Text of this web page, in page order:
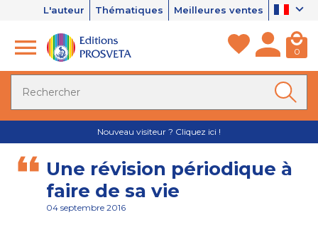
L'auteur Thématiques Meilleures ventes
0
Nouveau visiteur ? Cliquez ici !
Une révision périodique à
faire de sa vie
04 septembre 2016